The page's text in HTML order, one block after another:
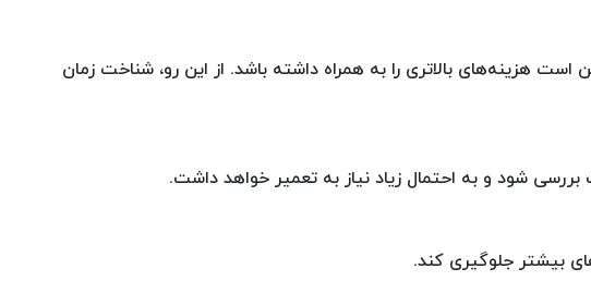
هزینه‌های بالاتری را به همراه داشته باشد. از این رو، شناخت زمان
شود و به احتمال زیاد نیاز به تعمیر خواهد داشت.
بیشتر جلوگیری کند.